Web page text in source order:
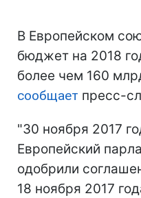
В Европейском
бюджет на 2018
более чем 160
сообщает пресс-
"30 ноября 2017
Европейский
одобрили
18 ноября 2017